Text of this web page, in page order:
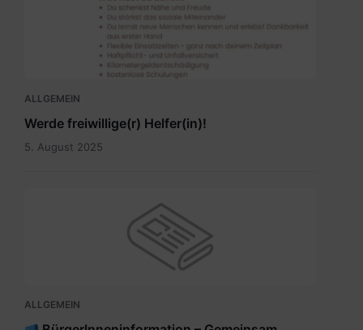
Pflegenahversorgung.pdf
ALLGEMEIN
Werde freiwillige(r) Helfer(in)!
5. August 2025
ALLGEMEIN